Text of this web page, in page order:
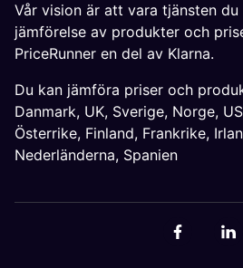
Vår vision är att vara tjänsten
jämförelse av produkter och
PriceRunner en del av Klarna.
Du kan jämföra priser och
Danmark, UK, Sverige, Norge,
Österrike, Finland, Frankrike,
Nederländerna, Spanien